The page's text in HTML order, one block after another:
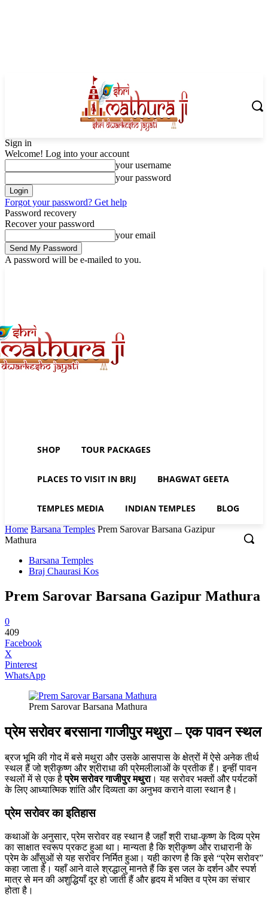
Sign in
Welcome! Log into your account
your username
your password
Forgot your password? Get help
Password recovery
Recover your password
your email
A password will be e-mailed to you.
SHOP TOUR PACKAGES
PLACES TO VISIT IN BRIJ BHAGWAT GEETA
TEMPLES MEDIA INDIAN TEMPLES BLOG
Home Barsana Temples Prem Sarovar Barsana Gazipur
Mathura
Barsana Temples
Braj Chaurasi Kos
Prem Sarovar Barsana Gazipur Mathura
0
409
Facebook
X
Pinterest
WhatsApp
Prem Sarovar Barsana Mathura
प्रेम सरोवर बरसाना गाजीपुर मथुरा – एक पावन स्थल
ब्रज भूमि की गोद में बसे मथुरा और उसके आसपास के क्षेत्रों में ऐसे अनेक तीर्थ
स्थल हैं जो श्रीकृष्ण और श्रीराधा की प्रेमलीलाओं के प्रतीक हैं। इन्हीं पावन
स्थलों में से एक हैप्रेम सरोवर गाजीपुर मथुरा। यह सरोवर भक्तों और पर्यटकों
के लिए आध्यात्मिक शांति और दिव्यता का अनुभव कराने वाला स्थान है।
प्रेम सरोवर का इतिहास
कथाओं के अनुसार, प्रेम सरोवर वह स्थान है जहाँ श्री राधा-कृष्ण के दिव्य प्रेम
का साक्षात स्वरूप प्रकट हुआ था। मान्यता है कि श्रीकृष्ण और राधारानी के
प्रेम के आँसुओं से यह सरोवर निर्मित हुआ। यही कारण है कि इसे “प्रेम सरोवर”
कहा जाता है। यहाँ आने वाले श्रद्धालु मानते हैं कि इस जल के दर्शन और स्पर्श
मात्र से मन की अशुद्धियाँ दूर हो जाती हैं और हृदय में भक्ति व प्रेम का संचार
होता है।